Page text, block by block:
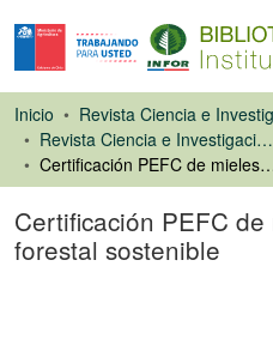
Inicio
Revista Ciencia e Investigación Forestal
Certificación PEFC de mieles bajo
Certificación PEFC
forestal sostenible